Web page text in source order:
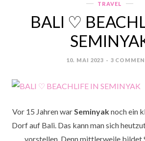
Categories
TRAVEL
BALI ♡
POSTED
10. MAI 2023 3
Vor 15 Jahren warSeminyaknoch ein
Dorf auf Bali. Das kann man sich
vorstellen. Denn mittlerweile bildet